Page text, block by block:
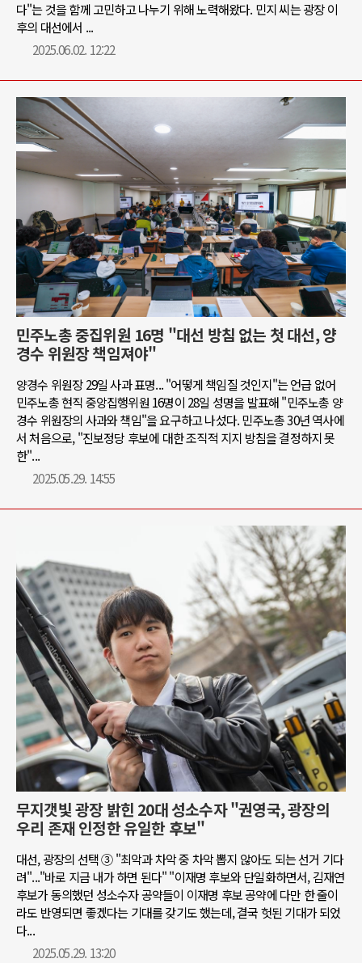
다"는 것을 함께 고민하고 나누기 위해 노력해왔다. 민지 씨는 광장 이
후의 대선에서 ...
2025.06.02. 12:22
민주노총 중집위원 16명 "대선 방침 없는 첫 대선, 양
경수 위원장 책임져야"
양경수 위원장 29일 사과 표명... "어떻게 책임질 것인지"는 언급 없어
민주노총 현직 중앙집행위원 16명이 28일 성명을 발표해 "민주노총 양
경수 위원장의 사과와 책임"을 요구하고 나섰다. 민주노총 30년 역사에
서 처음으로, "진보정당 후보에 대한 조직적 지지 방침을 결정하지 못
한"...
2025.05.29. 14:55
무지갯빛 광장 밝힌 20대 성소수자 "권영국, 광장의
우리 존재 인정한 유일한 후보"
대선, 광장의 선택 ③ "최악과 차악 중 차악 뽑지 않아도 되는 선거 기다
려"..."바로 지금 내가 하면 된다" "이재명 후보와 단일화하면서, 김재연
후보가 동의했던 성소수자 공약들이 이재명 후보 공약에 다만 한 줄이
라도 반영되면 좋겠다는 기대를 갖기도 했는데, 결국 헛된 기대가 되었
다...
2025.05.29. 13:20